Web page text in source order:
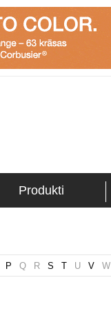
Produkti
P Q R S T U V W